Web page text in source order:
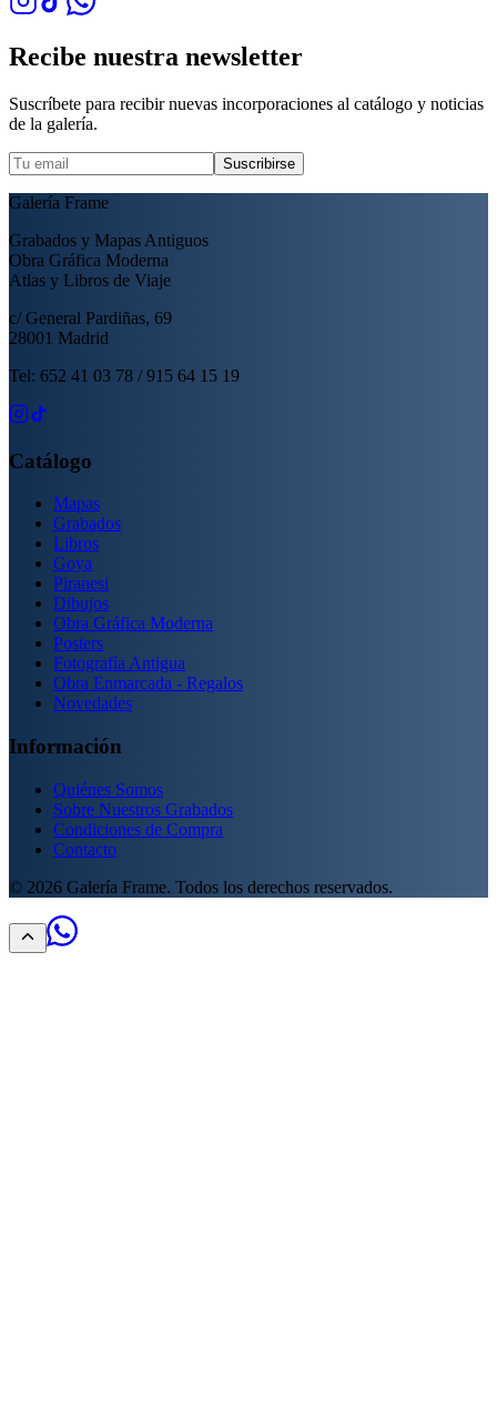
Recibe nuestra newsletter
Suscríbete para recibir nuevas incorporaciones al catálogo y noticias
de la galería.
Suscribirse
Galería Frame
Grabados y Mapas Antiguos
Obra Gráfica Moderna
Atlas y Libros de Viaje
c/ General Pardiñas, 69
28001 Madrid
Tel: 652 41 03 78 / 915 64 15 19
Catálogo
Mapas
Grabados
Libros
Goya
Piranesi
Dibujos
Obra Gráfica Moderna
Posters
Fotografía Antigua
Obra Enmarcada - Regalos
Novedades
Información
Quiénes Somos
Sobre Nuestros Grabados
Condiciones de Compra
Contacto
© 2026 Galería Frame. Todos los derechos reservados.